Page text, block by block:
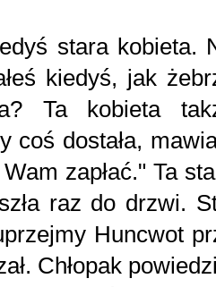
stara kobieta.
kiedyś, jak
Ta kobieta
coś dostała,
zapłać." Ta
raz do drzwi.
Huncwot
Chłopak